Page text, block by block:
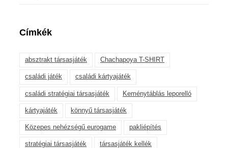
Címkék
absztrakt társasjáték Chachapoya T-SHIRT
családi játék családi kártyajáték
családi stratégiai társasjáték Keménytáblás leporelló
kártyajáték könnyű társasjáték
Közepes nehézségű eurogame pakliépítés
stratégiai társasjáték társasjáték kellék